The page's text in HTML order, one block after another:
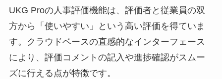
UKG Proの人事評価機能は、評価者と従業員の双
方から「使いやすい」という高い評価を得ていま
す。クラウドベースの直感的なインターフェース
により、評価コメントの記入や進捗確認がスムー
ズに行える点が特徴です。